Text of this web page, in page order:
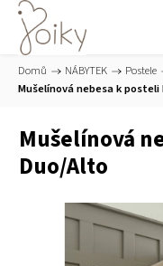
Domů / NÁBYTEK / Postele /
Mušelínová nebesa k
Mušelínová
Duo/Alto